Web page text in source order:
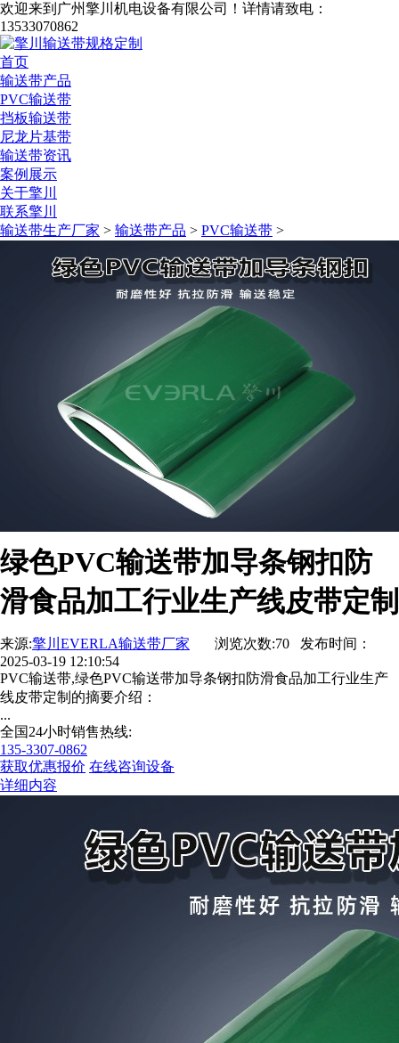
欢迎来到广州擎川机电设备有限公司！ 详情请致电：
13533070862
首页
输送带产品
PVC输送带
挡板输送带
尼龙片基带
输送带资讯
案例展示
关于擎川
联系擎川
输送带生产厂家 > 输送带产品 > PVC输送带 >
绿色PVC输送带加导条钢扣防
滑食品加工行业生产线皮带定制
来源:擎川EVERLA输送带厂家 浏览次数:70 发布时间：
2025-03-19 12:10:54
PVC输送带,绿色PVC输送带加导条钢扣防滑食品加工行业生产
线皮带定制的摘要介绍：
...
全国24小时销售热线:
135-3307-0862
获取优惠报价 在线咨询设备
详细内容